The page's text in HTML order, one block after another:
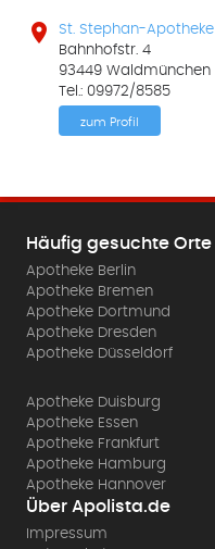

St. Stephan-Apotheke
Bahnhofstr. 4
93449 Waldmünchen
Tel.: 09972/8585
zum Profil
Häufig gesuchte Orte
Apotheke Berlin
Apotheke Bremen
Apotheke Dortmund
Apotheke Dresden
Apotheke Düsseldorf
Apotheke Duisburg
Apotheke Essen
Apotheke Frankfurt
Apotheke Hamburg
Apotheke Hannover
Über Apolista.de
Impressum